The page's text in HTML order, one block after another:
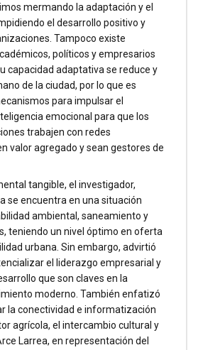
mermando la adaptación y el
el desarrollo positivo y
Tampoco existe
políticos y empresarios
capacidad adaptativa se reduce y
de la ciudad, por lo que es
para impulsar el
emocional para que los
trabajen con redes
valor agregado y sean gestores de
tangible, el investigador,
se encuentra en una situación
ambiental, saneamiento y
teniendo un nivel óptimo en oferta
urbana. Sin embargo, advirtió
el liderazgo empresarial y
que son claves en la
moderno. También enfatizó
la conectividad e informatización
agrícola, el intercambio cultural y
Larrea, en representación del